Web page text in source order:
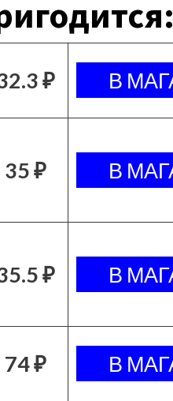
₽
35 ₽
₽
74 ₽